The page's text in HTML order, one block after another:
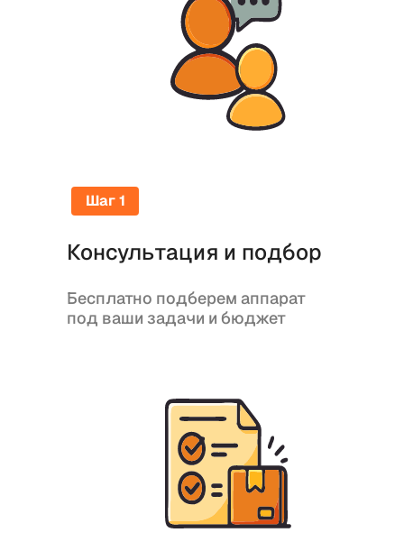
Шаг 1
Бесплатно подберем аппарат
под ваши задачи и бюджет
Консультация и подбор